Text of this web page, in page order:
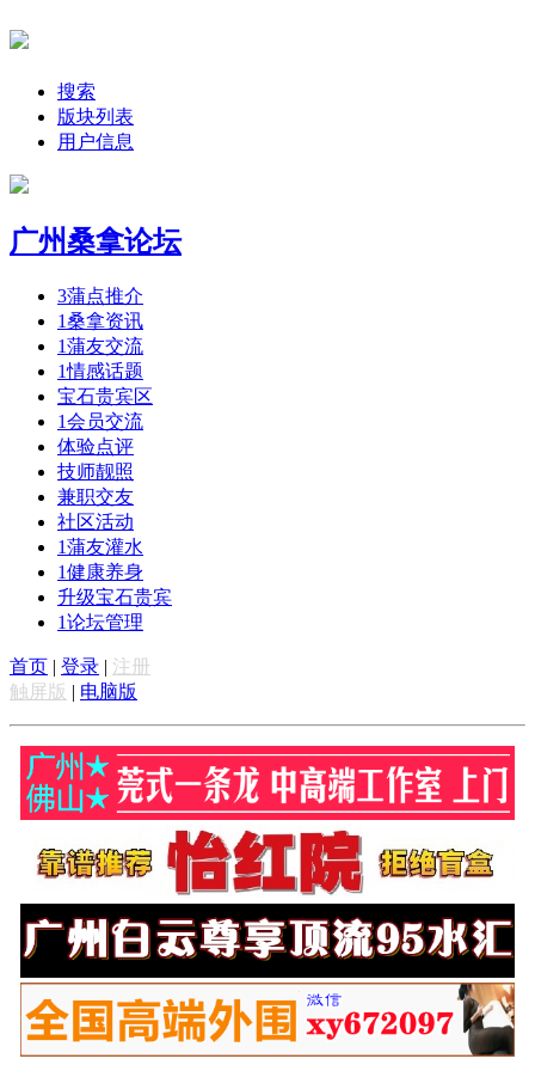
搜索
版块列表
用户信息
广州桑拿论坛
3蒲点推介
1桑拿资讯
1蒲友交流
1情感话题
宝石贵宾区
1会员交流
体验点评
技师靓照
兼职交友
社区活动
1蒲友灌水
1健康养身
升级宝石贵宾
1论坛管理
首页 | 登录 | 注册
触屏版 | 电脑版